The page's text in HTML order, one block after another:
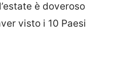
è doveroso
visto i 10 Paesi